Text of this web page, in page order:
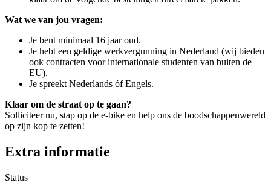
Wat we van jou vragen:
Je bent minimaal 16 jaar oud.
Je hebt een geldige werkvergunning in Nederland (wij bieden
ook contracten voor internationale studenten van buiten de
EU).
Je spreekt Nederlands óf Engels.
Klaar om de straat op te gaan?
Solliciteer nu, stap op de e-bike en help ons de boodschappenwereld
op zijn kop te zetten!
Extra informatie
Status